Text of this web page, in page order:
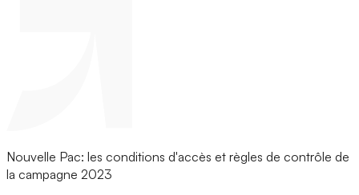
Nouvelle Pac: les conditions d'accès et règles de contrôle de
la campagne 2023